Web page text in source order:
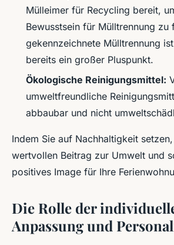
Mülleimer für Recycling bereit,
Bewusstsein für Mülltrennung zu
gekennzeichnete Mülltrennung
bereits ein großer Pluspunkt.
Ökologische Reinigungsmittel:
umweltfreundliche
abbaubar und nicht
Indem Sie auf Nachhaltigkeit
wertvollen Beitrag zur Umwelt und
positives Image für Ihre
Die Rolle der
Anpassung und